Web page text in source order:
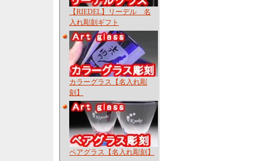
【RIEDEL】リーデル 名
入れ彫刻ギフト
カラーグラス【名入れ彫
刻】
ペアグラス【名入れ彫刻】